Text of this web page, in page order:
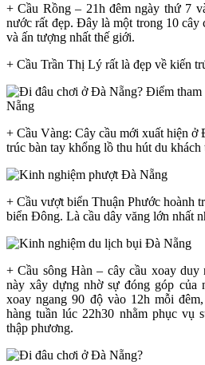
+ Cầu Rồng – 21h đêm ngày thứ 7
nước rất đẹp. Đây là một trong 10 cây
và ấn tượng nhất thế giới.
+ Cầu Trần Thị Lý rất là đẹp về kiến
+ Cầu Vàng: Cây cầu mới xuất hiện
trúc bàn tay khổng lồ thu hút du khách
+ Cầu vượt biển Thuận Phước hoành
biển Đông. Là cầu dây văng lớn nhất
+ Cầu sông Hàn – cây cầu xoay
này xây dựng nhờ sự đóng góp của
xoay ngang 90 độ vào 12h mỗi
hàng tuần lúc 22h30 nhằm phục vụ
thập phương.